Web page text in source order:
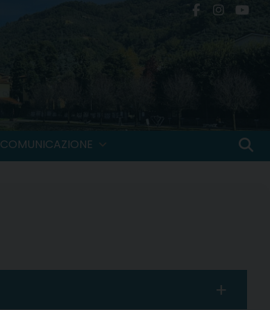
COMUNICAZIONE